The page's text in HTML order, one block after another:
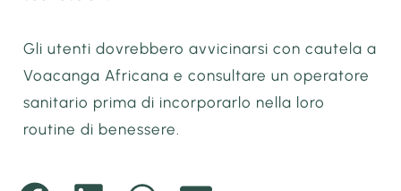
Gli utenti dovrebbero avvicinarsi con cautela a
Voacanga Africana e consultare un operatore
sanitario prima di incorporarlo nella loro
routine di benessere.